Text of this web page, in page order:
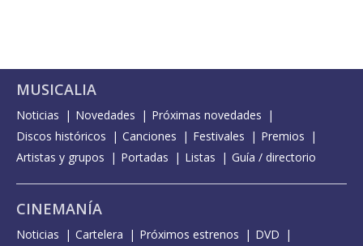
MUSICALIA
Noticias Novedades
Próximas novedades
Discos históricos
Canciones Festivales
Premios
Artistas y grupos
Portadas Listas Guía / directorio
CINEMANÍA
Noticias Cartelera Próximos estrenos
DVD